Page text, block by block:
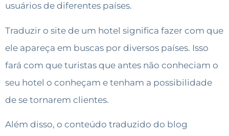
usuários de diferentes países.
Traduzir o site de um hotel significa fazer com que
ele apareça em buscas por diversos países. Isso
fará com que turistas que antes não conheciam o
seu hotel o conheçam e tenham a possibilidade
de se tornarem clientes.
Além disso, o conteúdo traduzido do blog